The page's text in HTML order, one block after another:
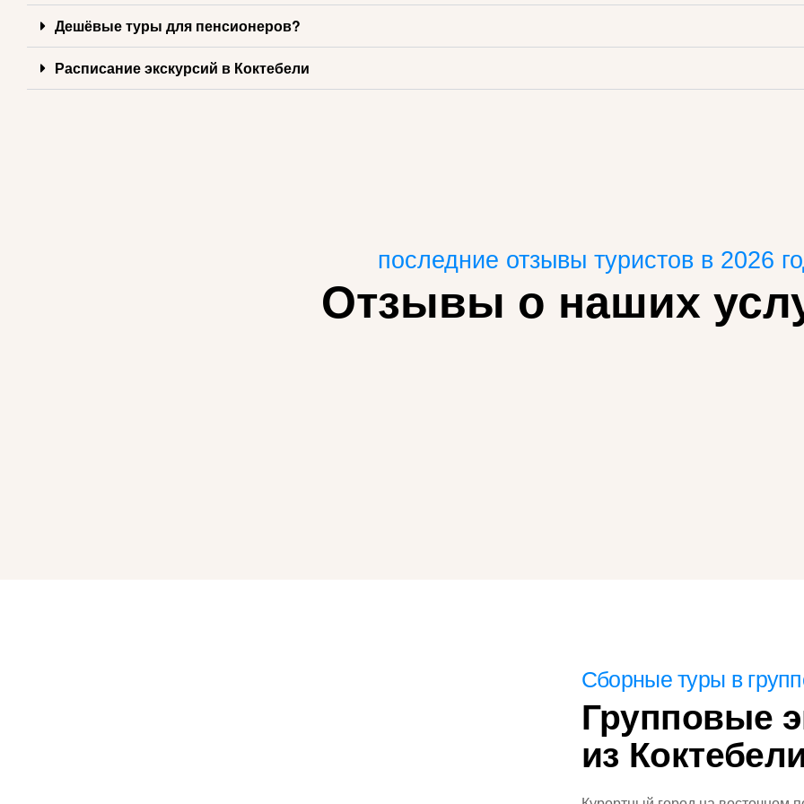
Дешёвые туры для пенсионеров?
Расписание экскурсий в Коктебели
последние отзывы туристов в 2026
Отзывы о наших
Сборные туры в
Групповые
из